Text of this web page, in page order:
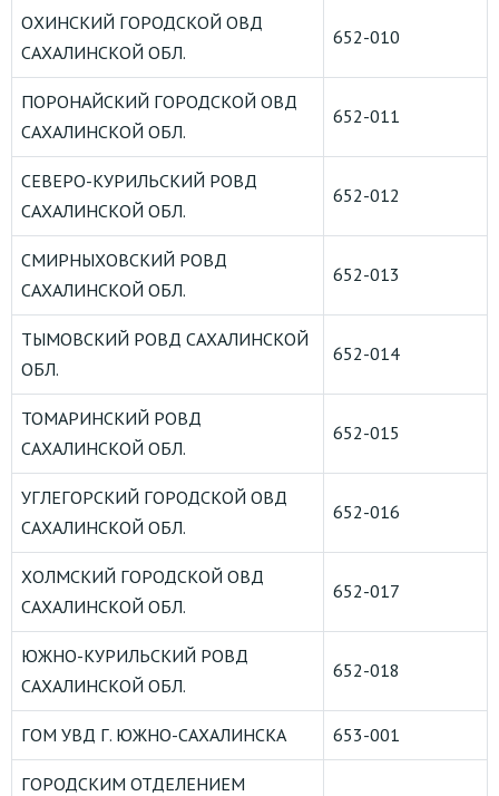
ОХИНСКИЙ ГОРОДСКОЙ ОВД
САХАЛИНСКОЙ ОБЛ.
652-010
ПОРОНАЙСКИЙ ГОРОДСКОЙ ОВД
САХАЛИНСКОЙ ОБЛ.
652-011
СЕВЕРО-КУРИЛЬСКИЙ РОВД
САХАЛИНСКОЙ ОБЛ.
652-012
СМИРНЫХОВСКИЙ РОВД
САХАЛИНСКОЙ ОБЛ.
652-013
ТЫМОВСКИЙ РОВД САХАЛИНСКОЙ
ОБЛ.
652-014
ТОМАРИНСКИЙ РОВД
САХАЛИНСКОЙ ОБЛ.
652-015
УГЛЕГОРСКИЙ ГОРОДСКОЙ ОВД
САХАЛИНСКОЙ ОБЛ.
652-016
ХОЛМСКИЙ ГОРОДСКОЙ ОВД
САХАЛИНСКОЙ ОБЛ.
652-017
ЮЖНО-КУРИЛЬСКИЙ РОВД
САХАЛИНСКОЙ ОБЛ.
652-018
ГОМ УВД Г. ЮЖНО-САХАЛИНСКА 653-001
ГОРОДСКИМ ОТДЕЛЕНИЕМ